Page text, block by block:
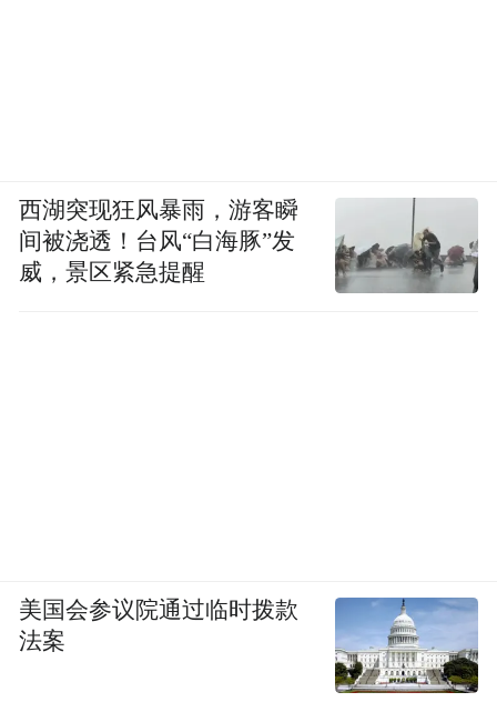
西湖突现狂风暴雨，游客瞬
间被浇透！台风“白海豚”发
威，景区紧急提醒
美国会参议院通过临时拨款
法案